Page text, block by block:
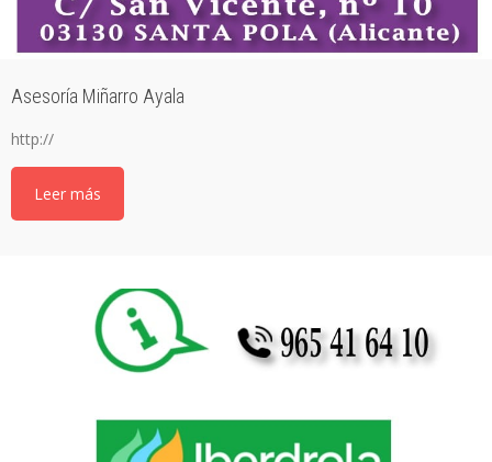
Asesoría Miñarro Ayala
http://
Leer más